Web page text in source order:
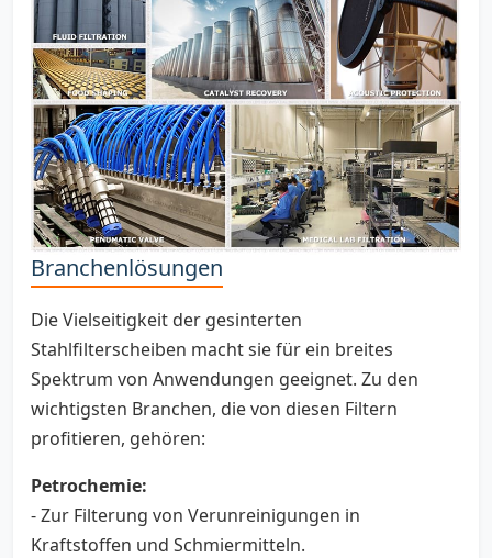
Branchenlösungen
Die Vielseitigkeit der gesinterten
Stahlfilterscheiben macht sie für ein breites
Spektrum von Anwendungen geeignet. Zu den
wichtigsten Branchen, die von diesen Filtern
profitieren, gehören:
Petrochemie:
- Zur Filterung von Verunreinigungen in
Kraftstoffen und Schmiermitteln.